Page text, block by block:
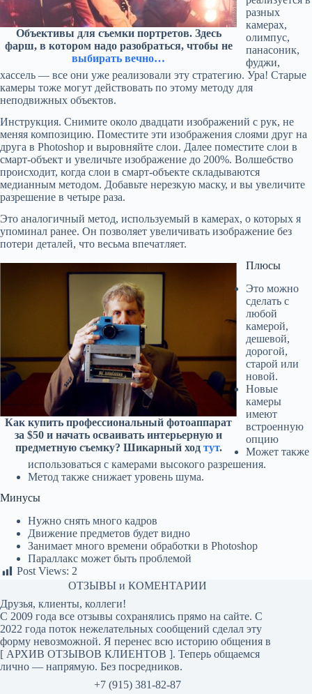
Объективы для съемки портретов. Здесь
фарш, в котором надо разобраться, чтобы не
выбирать вечно…
разных
камерах,
олимпус,
панасоник,
фуджи,
хассель — все они уже реализовали эту стратегию. Ура! Старые
камеры тоже могут действовать по этому методу для
неподвижных объектов.
Инструкция. Снимите около двадцати изображений с рук, не
меняя композицию. Поместите эти изображения слоями друг на
друга в Photoshop и выровняйте слои. Далее поместите слои в
смарт-объект и увеличьте изображение до 200%. Волшебство
происходит, когда слои в смарт-объекте складываются
медианным методом. Добавьте нерезкую маску, и вы увеличите
разрешение в четыре раза.
Это аналогичный метод, используемый в камерах, о которых я
упоминал ранее. Он позволяет увеличивать изображение без
потери деталей, что весьма впечатляет.
Как купить профессиональный фотоаппарат
за $50 и начать осваивать интерьерную и
предметную съемку? Шикарный ход тут.
Плюсы
Это можно
сделать с
любой
камерой,
дешевой,
дорогой,
старой или
новой.
Новые
камеры
имеют
встроенную
опцию
Может также
использоваться с камерами высокого разрешения.
Метод также снижает уровень шума.
Минусы
Нужно снять много кадров
Движение предметов будет видно
Занимает много времени обработки в Photoshop
Параллакс может быть проблемой
Post Views: 2
ОТЗЫВЫ и КОМЕНТАРИИ
Друзья, клиенты, коллеги!
С 2009 года все отзывы сохранялись прямо на сайте. С
2022 года поток нежелательных сообщений сделал эту
форму невозможной. Я перенес всю историю общения в
[ АРХИВ ОТЗЫВОВ КЛИЕНТОВ ]. Теперь общаемся
лично — напрямую. Без посредников.
+7 (915) 381-82-87